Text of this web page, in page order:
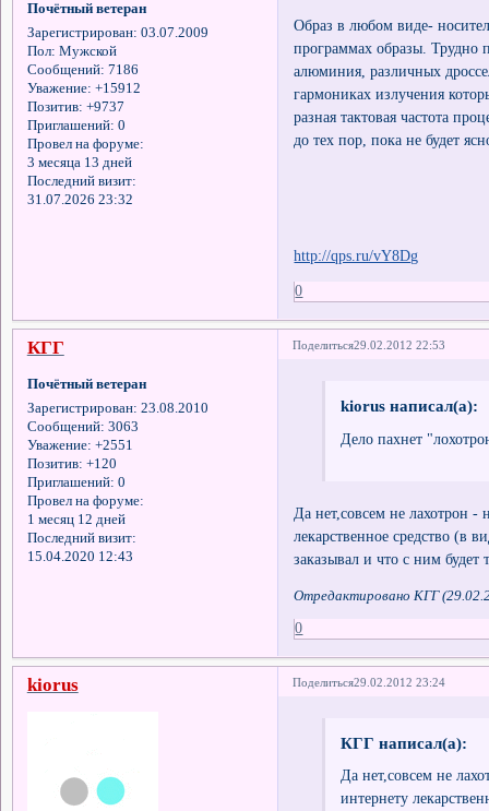
Почётный ветеран
Зарегистрирован: 03.07.2009
Пол: Мужской
Сообщений: 7186
Уважение: +15912
Позитив: +9737
Приглашений: 0
Провел на форуме:
3 месяца 13 дней
Последний визит:
31.07.2026 23:32
Образ в любом виде-
программах образы. Трудно
алюминия, различных
гармониках излучения
разная тактовая частота
до тех пор, пока не будет
http://qps.ru/vY8Dg
0
Поделиться29.02.2012 22:53
КГГ
Почётный ветеран
Зарегистрирован: 23.08.2010
Сообщений: 3063
Уважение: +2551
Позитив: +120
Приглашений: 0
Провел на форуме:
1 месяц 12 дней
Последний визит:
15.04.2020 12:43
kiorus написал(а):
Дело пахнет
Да нет,совсем не лахотрон
лекарственное средство (в
заказывал и что с ним
Отредактировано КГГ
0
Поделиться29.02.2012 23:24
kiorus
КГГ написал(а):
Да нет,совсем не
интернету